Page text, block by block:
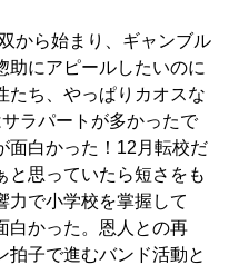
から始まり、ギャンブル
助にアピールしたいのに
たち、やっぱりカオスな
ラパートが多かったで
面白かった！12月転校だ
と思っていたら短さをも
力で小学校を掌握して
白かった。恩人との再
拍子で進むバンド活動と